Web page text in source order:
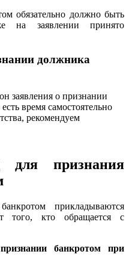
обязательно должно быть
на заявлении принято
должника
заявления о признании
время самостоятельно
рекомендуем
признания
прикладываются
того, кто обращается с
банкротом при